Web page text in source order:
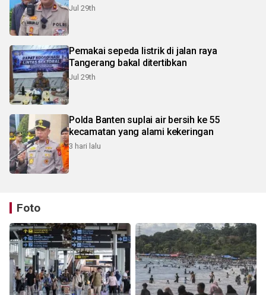
Jul 29th
Pemakai sepeda listrik di jalan raya
Tangerang bakal ditertibkan
Jul 29th
Polda Banten suplai air bersih ke 55
kecamatan yang alami kekeringan
3 hari lalu
Foto